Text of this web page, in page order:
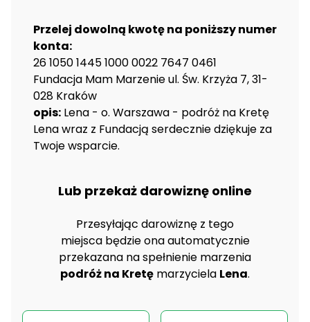
Przelej dowolną kwotę na poniższy numer
konta:
26 1050 1445 1000 0022 7647 0461
Fundacja Mam Marzenie ul. Św. Krzyża 7, 31-
028 Kraków
opis: Lena - o. Warszawa - podróż na Kretę
Lena wraz z Fundacją serdecznie dziękuje za
Twoje wsparcie.
Lub przekaż darowiznę online
Przesyłając darowiznę z tego
miejsca będzie ona automatycznie
przekazana na spełnienie marzenia
podróż na Kretę marzyciela Lena.